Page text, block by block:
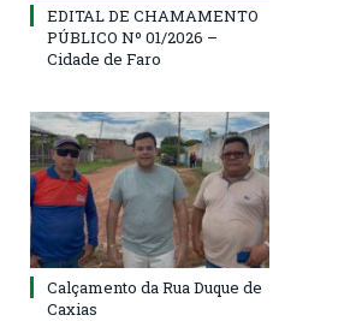
EDITAL DE CHAMAMENTO
PÚBLICO Nº 01/2026 –
Cidade de Faro
Calçamento da Rua Duque de
Caxias